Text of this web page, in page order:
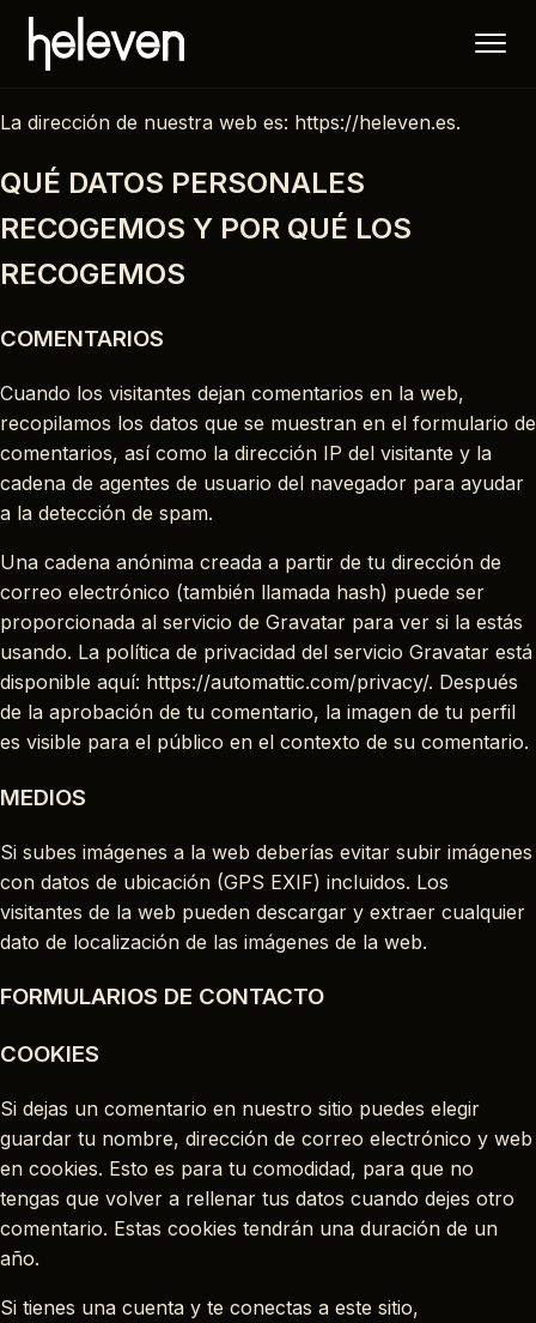
La dirección de nuestra web es: https://heleven.es.
QUÉ DATOS PERSONALES
RECOGEMOS Y POR QUÉ LOS
RECOGEMOS
COMENTARIOS
Cuando los visitantes dejan comentarios en la web,
recopilamos los datos que se muestran en el formulario de
comentarios, así como la dirección IP del visitante y la
cadena de agentes de usuario del navegador para ayudar
a la detección de spam.
Una cadena anónima creada a partir de tu dirección de
correo electrónico (también llamada hash) puede ser
proporcionada al servicio de Gravatar para ver si la estás
usando. La política de privacidad del servicio Gravatar está
disponible aquí: https://automattic.com/privacy/. Después
de la aprobación de tu comentario, la imagen de tu perfil
es visible para el público en el contexto de su comentario.
MEDIOS
Si subes imágenes a la web deberías evitar subir imágenes
con datos de ubicación (GPS EXIF) incluidos. Los
visitantes de la web pueden descargar y extraer cualquier
dato de localización de las imágenes de la web.
FORMULARIOS DE CONTACTO
COOKIES
Si dejas un comentario en nuestro sitio puedes elegir
guardar tu nombre, dirección de correo electrónico y web
en cookies. Esto es para tu comodidad, para que no
tengas que volver a rellenar tus datos cuando dejes otro
comentario. Estas cookies tendrán una duración de un
año.
Si tienes una cuenta y te conectas a este sitio,